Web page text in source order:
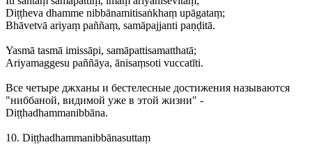
Diṭṭheva dhamme nibbānamitisaṅkhaṃ upāgataṃ;
Bhāvetvā ariyaṃ paññaṃ, samāpajjanti paṇḍitā.
Yasmā tasmā imissāpi, samāpattisamatthatā;
Ariyamaggesu paññāya, ānisaṃsoti vuccatīti.
Все четыре джханы и бестелесные достижения называются
"ниббаной, видимой уже в этой жизни" -
Diṭṭhadhammanibbāna.
10. Diṭṭhadhammanibbānasuttaṃ